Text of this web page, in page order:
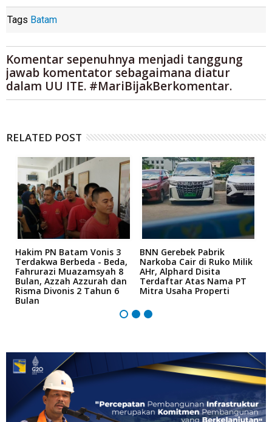
Tags Batam
Komentar sepenuhnya menjadi tanggung
jawab komentator sebagaimana diatur
dalam UU ITE. #MariBijakBerkomentar.
RELATED POST
Hakim PN Batam Vonis 3
Terdakwa Berbeda - Beda,
Fahrurazi Muazamsyah 8
Bulan, Azzah Azzurah dan
Risma Divonis 2 Tahun 6
Bulan
BNN Gerebek Pabrik
Narkoba Cair di Ruko Milik
AHr, Alphard Disita
Terdaftar Atas Nama PT
Mitra Usaha Properti